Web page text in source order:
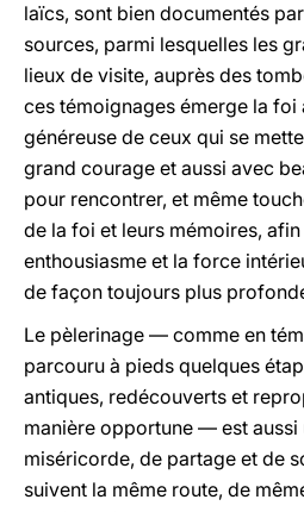
laïcs, sont bien documentés
sources, parmi lesquelles les
lieux de visite, auprès des
ces témoignages émerge la foi
généreuse de ceux qui se
grand courage et aussi avec
pour rencontrer, et même
de la foi et leurs mémoires,
enthousiasme et la force
de façon toujours plus
Le pèlerinage — comme en
parcouru à pieds quelques
antiques, redécouverts et
manière opportune — est aussi
miséricorde, de partage et de
suivent la même route, de